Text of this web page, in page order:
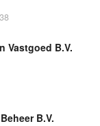
Vastgoed B.V.
B.V.